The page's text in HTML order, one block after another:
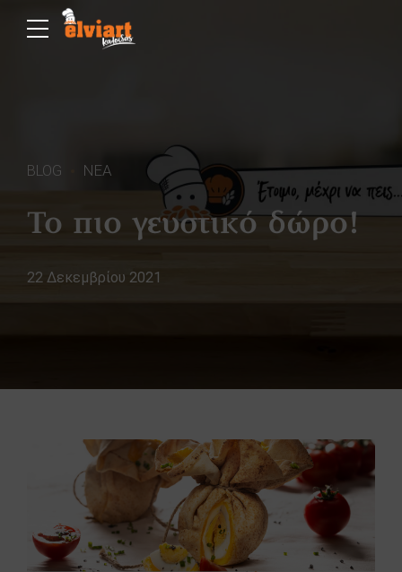
BLOG ΝΕΑ
Το πιο γευστικό δώρο!
22 Δεκεμβρίου 2021